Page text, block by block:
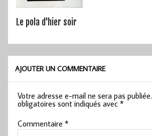
Le pola d'hier soir
AJOUTER UN COMMENTAIRE
Votre adresse e-mail ne sera pas publiée.
obligatoires sont indiqués avec*
Commentaire*